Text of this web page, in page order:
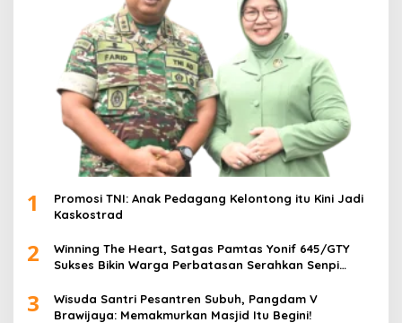
1
Promosi TNI: Anak Pedagang Kelontong itu Kini Jadi
Kaskostrad
2
Winning The Heart, Satgas Pamtas Yonif 645/GTY
Sukses Bikin Warga Perbatasan Serahkan Senpi
3
Wisuda Santri Pesantren Subuh, Pangdam V
Brawijaya: Memakmurkan Masjid Itu Begini!